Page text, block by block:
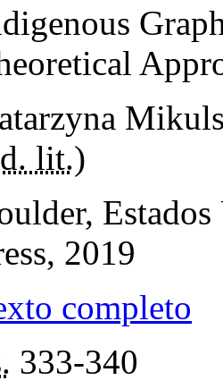
lit.)
2019
completo
333-340